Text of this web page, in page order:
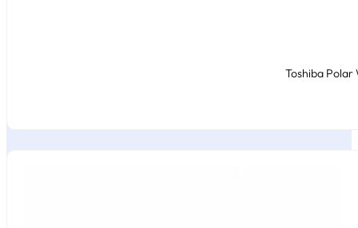
Toshiba